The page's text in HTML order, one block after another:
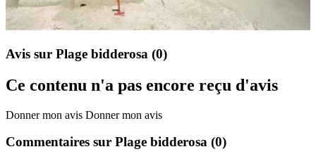
Avis sur Plage bidderosa (0)
Ce contenu n'a pas encore reçu d'avis
Donner mon avis Donner mon avis
Commentaires sur Plage bidderosa (0)